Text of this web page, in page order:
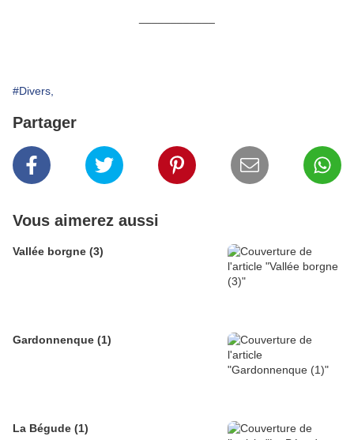
#Divers,
Partager
Vous aimerez aussi
Vallée borgne (3)
Gardonnenque (1)
La Bégude (1)